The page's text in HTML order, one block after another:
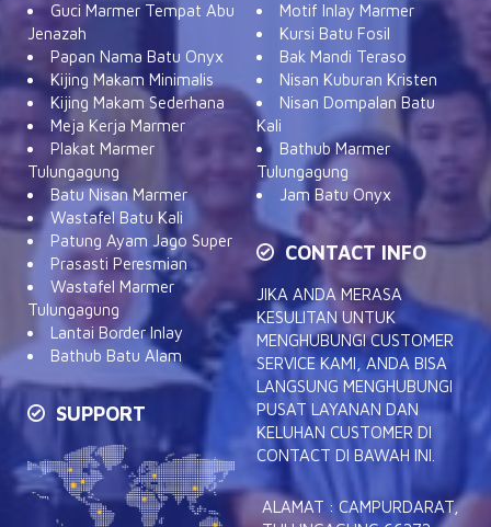
Guci Marmer Tempat Abu
Jenazah
Papan Nama Batu Onyx
Kijing Makam Minimalis
Kijing Makam Sederhana
Meja Kerja Marmer
Plakat Marmer
Tulungagung
Batu Nisan Marmer
Wastafel Batu Kali
Patung Ayam Jago Super
Prasasti Peresmian
Wastafel Marmer
Tulungagung
Lantai Border Inlay
Bathub Batu Alam
SUPPORT
Motif Inlay Marmer
Kursi Batu Fosil
Bak Mandi Teraso
Nisan Kuburan Kristen
Nisan Dompalan Batu
Kali
Bathub Marmer
Tulungagung
Jam Batu Onyx
CONTACT INFO
JIKA ANDA MERASA
KESULITAN UNTUK
MENGHUBUNGI CUSTOMER
SERVICE KAMI, ANDA BISA
LANGSUNG MENGHUBUNGI
PUSAT LAYANAN DAN
KELUHAN CUSTOMER DI
CONTACT DI BAWAH INI.
ALAMAT : CAMPURDARAT,